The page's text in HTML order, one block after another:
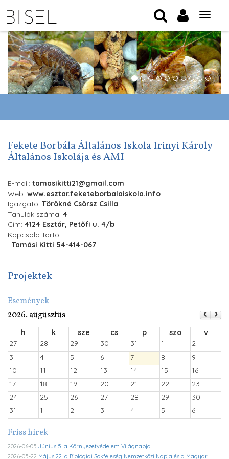
Fekete Borbála Általános Iskola Irinyi Károly
Általános Iskolája és AMI
E-mail: tamasikitti21@gmail.com
Web: www.esztar.feketeborbalaiskola.info
Igazgató: Törökné Csörsz Csilla
Tanulók száma: 4
Cím: 4124 Esztár, Petőfi u. 4/b
Kapcsolattartó:
Tamási Kitti 54-414-067
Projektek
Események
2026. augusztus
h k sze cs p szo
v
27
28 29 30 31 1
2
3
4 5 6 7 8
9
10
11 12 13 14 15
16
17
18 19 20 21 22
23
24
25 26 27 28 29
30
31
1 2 3 4 5 6
Friss hírek
2026-06-05 Június 5. a Környezetvédelem Világnapja
2026-05-22 Május 22. a Biológiai Sokféleség Nemzetközi Napja és a Magyar